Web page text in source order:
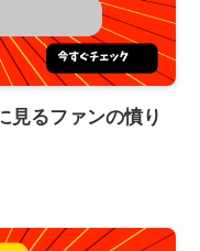
見るファンの憤り